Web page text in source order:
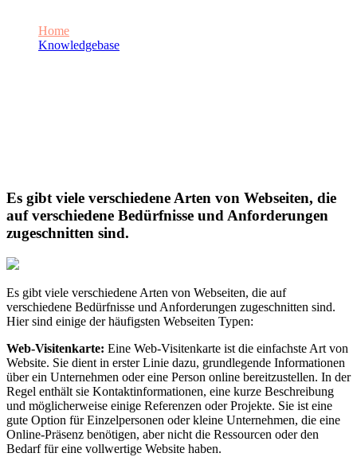
Home
Knowledgebase
Es gibt viele verschiedene Arten von Webseiten, die
auf verschiedene Bedürfnisse und Anforderungen
zugeschnitten sind.
Es gibt viele verschiedene Arten von Webseiten, die auf
verschiedene Bedürfnisse und Anforderungen zugeschnitten sind.
Hier sind einige der häufigsten Webseiten Typen:
Web-Visitenkarte: Eine Web-Visitenkarte ist die einfachste Art von
Website. Sie dient in erster Linie dazu, grundlegende Informationen
über ein Unternehmen oder eine Person online bereitzustellen. In der
Regel enthält sie Kontaktinformationen, eine kurze Beschreibung
und möglicherweise einige Referenzen oder Projekte. Sie ist eine
gute Option für Einzelpersonen oder kleine Unternehmen, die eine
Online-Präsenz benötigen, aber nicht die Ressourcen oder den
Bedarf für eine vollwertige Website haben.